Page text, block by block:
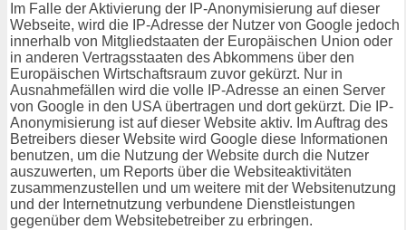
Im Falle der Aktivierung der IP-Anonymisierung auf dieser
Webseite, wird die IP-Adresse der Nutzer von Google jedoch
innerhalb von Mitgliedstaaten der Europäischen Union oder
in anderen Vertragsstaaten des Abkommens über den
Europäischen Wirtschaftsraum zuvor gekürzt. Nur in
Ausnahmefällen wird die volle IP-Adresse an einen Server
von Google in den USA übertragen und dort gekürzt. Die IP-
Anonymisierung ist auf dieser Website aktiv. Im Auftrag des
Betreibers dieser Website wird Google diese Informationen
benutzen, um die Nutzung der Website durch die Nutzer
auszuwerten, um Reports über die Websiteaktivitäten
zusammenzustellen und um weitere mit der Websitenutzung
und der Internetnutzung verbundene Dienstleistungen
gegenüber dem Websitebetreiber zu erbringen.